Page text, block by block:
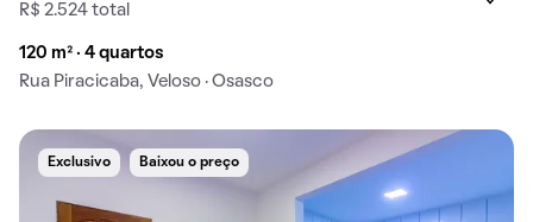
R$ 2.524 total
120 m² · 4 quartos
Rua Piracicaba, Veloso · Osasco
Exclusivo Baixou o preço